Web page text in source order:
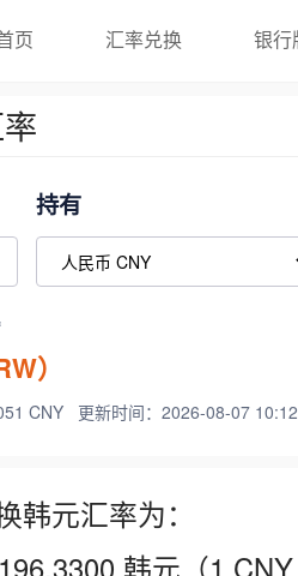
页 汇率兑换 银行
持有
）
CNY 更新时间：2026-08-07
韩元汇率为：